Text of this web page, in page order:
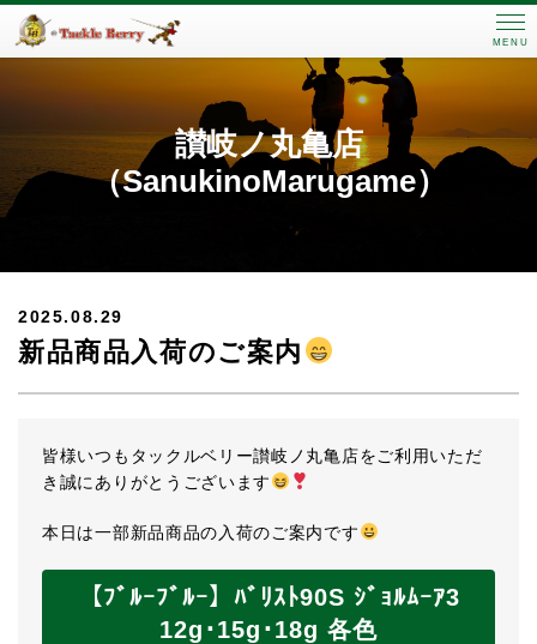
MENU
讃岐ノ丸亀店
（SanukinoMarugame）
2025.08.29
新品商品入荷のご案内
皆様いつもタックルベリー讃岐ノ丸亀店をご利用いただ
き誠にありがとうございます
本日は一部新品商品の入荷のご案内です
【ﾌﾞﾙｰﾌﾞﾙｰ】ﾊﾞﾘｽﾄ90S ｼﾞｮﾙﾑｰｱ3
12g･15g･18g 各色